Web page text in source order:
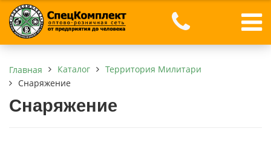
Главная Каталог
Территория Милитари
Снаряжение
Снаряжение